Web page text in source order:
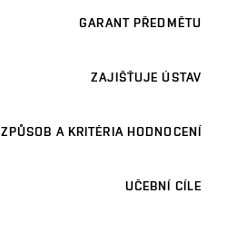
GARANT PŘEDMĚTU
ZAJIŠŤUJE ÚSTAV
ZPŮSOB A KRITÉRIA HODNOCENÍ
UČEBNÍ CÍLE